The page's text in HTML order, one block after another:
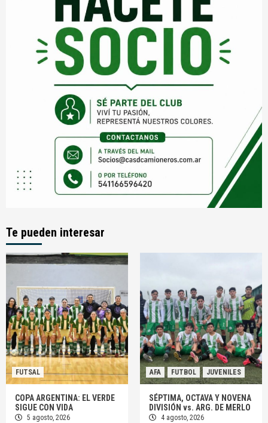
Te pueden interesar
FUTSAL
COPA ARGENTINA: EL VERDE
SIGUE CON VIDA
5 agosto, 2026
AFA FUTBOL JUVENILES
SÉPTIMA, OCTAVA Y NOVENA
DIVISIÓN vs. ARG. DE MERLO
4 agosto, 2026